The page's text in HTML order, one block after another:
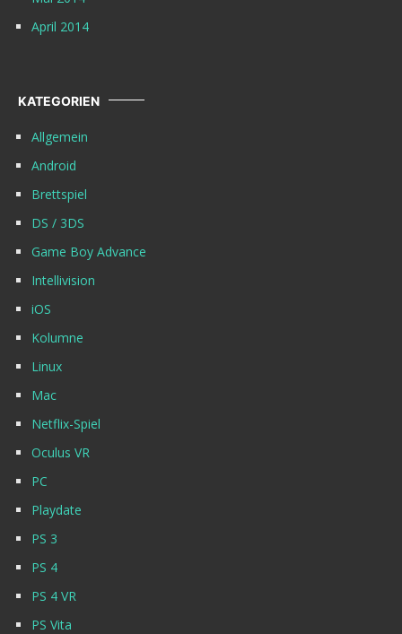
April 2014
KATEGORIEN
Allgemein
Android
Brettspiel
DS / 3DS
Game Boy Advance
Intellivision
iOS
Kolumne
Linux
Mac
Netflix-Spiel
Oculus VR
PC
Playdate
PS 3
PS 4
PS 4 VR
PS Vita